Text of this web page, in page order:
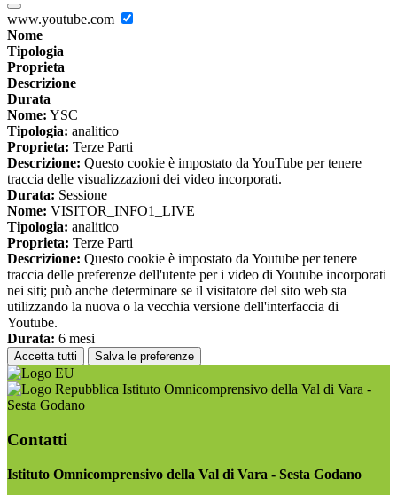
www.youtube.com
Nome
Tipologia
Proprieta
Descrizione
Durata
Nome: YSC
Tipologia: analitico
Proprieta: Terze Parti
Descrizione: Questo cookie è impostato da YouTube per tenere
traccia delle visualizzazioni dei video incorporati.
Durata: Sessione
Nome: VISITOR_INFO1_LIVE
Tipologia: analitico
Proprieta: Terze Parti
Descrizione: Questo cookie è impostato da Youtube per tenere
traccia delle preferenze dell'utente per i video di Youtube incorporati
nei siti; può anche determinare se il visitatore del sito web sta
utilizzando la nuova o la vecchia versione dell'interfaccia di
Youtube.
Durata: 6 mesi
Accetta tutti Salva le preferenze
Istituto Omnicomprensivo della Val di Vara -
Sesta Godano
Contatti
Istituto Omnicomprensivo della Val di Vara - Sesta Godano